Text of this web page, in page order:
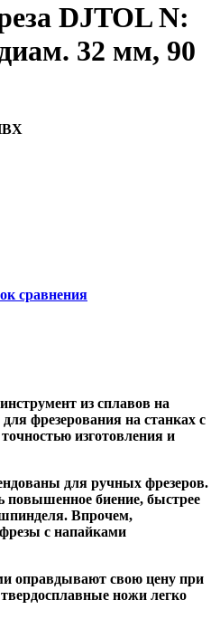
DJTOL N:
32 мм, 90
сравнения
из сплавов на
фрезерования на станках с
изготовления и
для ручных фрезеров.
повышенное биение, быстрее
Впрочем,
фрезы с напайками
оправдывают свою цену при
ножи легко